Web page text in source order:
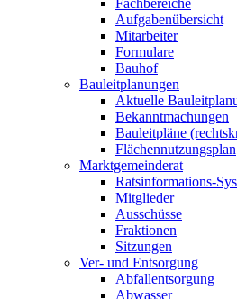
Fachbereiche
Aufgabenübersicht
Mitarbeiter
Formulare
Bauhof
Bauleitplanungen
Aktuelle
Bekanntmachungen
Bauleitpläne
Flächennutzungsplan
Marktgemeinderat
Ratsinformations-
Mitglieder
Ausschüsse
Fraktionen
Sitzungen
Ver- und Entsorgung
Abfallentsorgung
Abwasser